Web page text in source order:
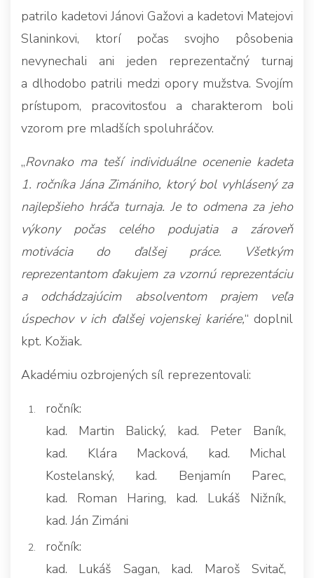
patrilo kadetovi Jánovi Gažovi a kadetovi Matejovi
Slaninkovi, ktorí počas svojho pôsobenia
nevynechali ani jeden reprezentačný turnaj
a dlhodobo patrili medzi opory mužstva. Svojím
prístupom, pracovitosťou a charakterom boli
vzorom pre mladších spoluhráčov.
„Rovnako ma teší individuálne ocenenie kadeta
1. ročníka Jána Zimániho, ktorý bol vyhlásený za
najlepšieho hráča turnaja. Je to odmena za jeho
výkony počas celého podujatia a zároveň
motivácia do ďalšej práce. Všetkým
reprezentantom ďakujem za vzornú reprezentáciu
a odchádzajúcim absolventom prajem veľa
úspechov v ich ďalšej vojenskej kariére,“ doplnil
kpt. Kožiak.
Akadémiu ozbrojených síl reprezentovali:
ročník:
kad. Martin Balický, kad. Peter Baník,
kad. Klára Macková, kad. Michal
Kostelanský, kad. Benjamín Parec,
kad. Roman Haring, kad. Lukáš Nižník,
kad. Ján Zimáni
ročník:
kad. Lukáš Sagan, kad. Maroš Svitač,